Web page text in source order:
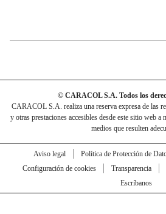
© CARACOL S.A. Todos los
CARACOL S.A. realiza una reserva expresa de las
y otras prestaciones accesibles desde este sitio web a
medios que resulten
Aviso legal Política de Protección de
Configuración de cookies
Transparencia
Escríbanos